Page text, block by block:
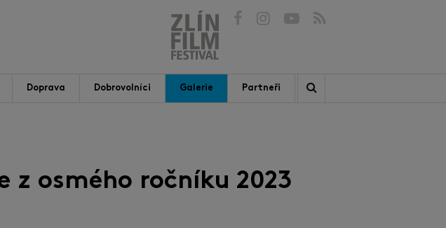
Doprava Dobrovolníci Galerie Partneři
z osmého ročníku 2023